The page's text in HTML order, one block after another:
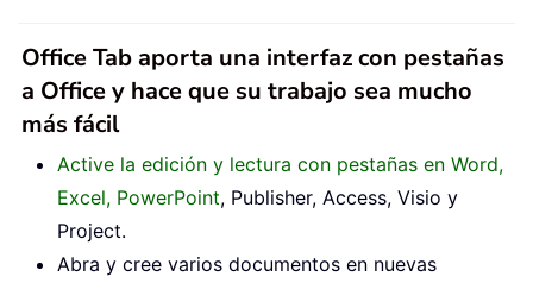
Office Tab aporta una interfaz con pestañas
a Office y hace que su trabajo sea mucho
más fácil
Active la edición y lectura con pestañas en Word,
Excel, PowerPoint, Publisher, Access, Visio y
Project.
Abra y cree varios documentos en nuevas